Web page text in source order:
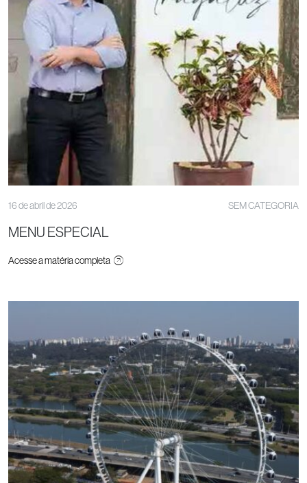
16 de abril de 2026 SEM CATEGORIA
MENU ESPECIAL
Acesse a matéria completa